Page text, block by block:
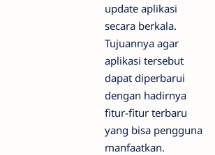
update aplikasi
secara berkala.
Tujuannya agar
aplikasi tersebut
dapat diperbarui
dengan hadirnya
fitur-fitur terbaru
yang bisa pengguna
manfaatkan.